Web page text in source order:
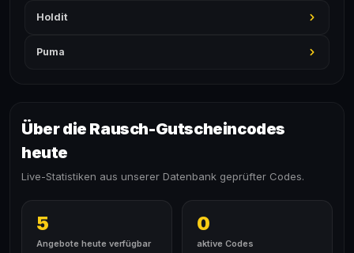
Holdit
Puma
Über die Rausch-Gutscheincodes
heute
Live-Statistiken aus unserer Datenbank geprüfter Codes.
5
Angebote heute verfügbar
0
aktive Codes